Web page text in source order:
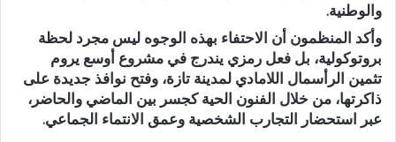
والوطنية.
وأكد المنظمون أن الاحتفاء بهذه الوجوه ليس مجرد لحظة
بروتوكولية، بل فعل رمزي يندرج في مشروع أوسع يروم
تثمين الرأسمال اللامادي لمدينة تازة، وفتح نوافذ جديدة على
ذاكرتها، من خلال الفنون الحية كجسر بين الماضي والحاضر،
عبر استحضار التجارب الشخصية وعمق الانتماء الجماعي.